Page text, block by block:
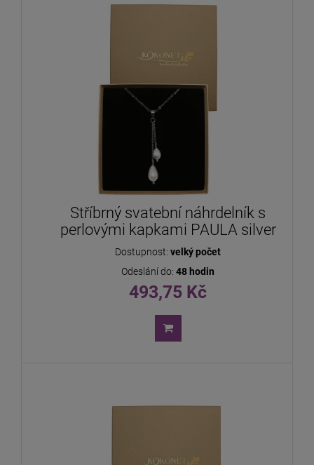
Stříbrný svatební náhrdelník s
perlovými kapkami PAULA silver
Dostupnost: velký počet
Odeslání do: 48 hodin
493,75 Kč